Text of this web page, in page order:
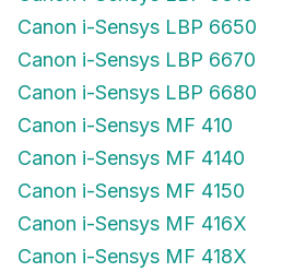
Canon i-Sensys LBP 6650
Canon i-Sensys LBP 6670
Canon i-Sensys LBP 6680
Canon i-Sensys MF 410
Canon i-Sensys MF 4140
Canon i-Sensys MF 4150
Canon i-Sensys MF 416X
Canon i-Sensys MF 418X